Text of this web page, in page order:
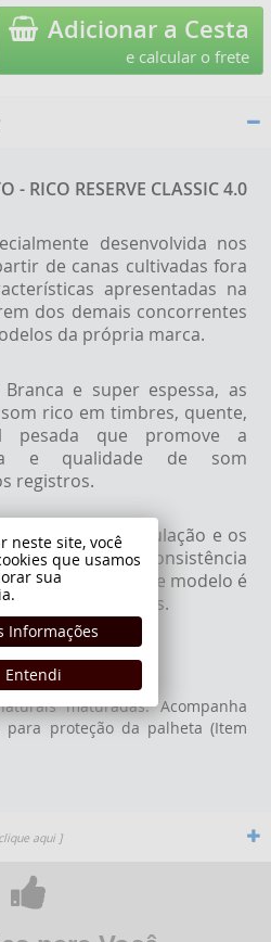
Adicionar a Cesta
e calcular o frete
- RICO RESERVE CLASSIC 4.0
desenvolvida nos
de canas cultivadas fora
apresentadas na
dos demais concorrentes
da própria marca.
e super espessa, as
rico em timbres, quente,
pesada que promove a
e qualidade de som
registros.
facilitar a articulação e os
produzir uma consistência
características este modelo é
e profissionais.
1 Unidade.
maturadas. Acompanha
para proteção da palheta (Item
aqui ]
neste site, você
que usamos
sua
Informações
Entendi